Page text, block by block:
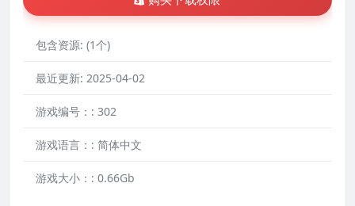
包含资源: (1个)
最近更新: 2025-04-02
游戏编号：: 302
游戏语言：: 简体中文
游戏大小：: 0.66Gb